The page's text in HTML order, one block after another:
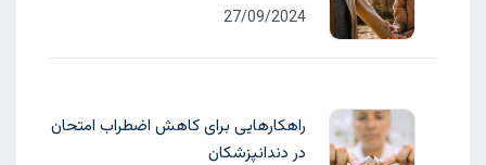
27/09/2024
راهکارهایی برای کاهش اضطراب امتحان
در دندانپزشکان